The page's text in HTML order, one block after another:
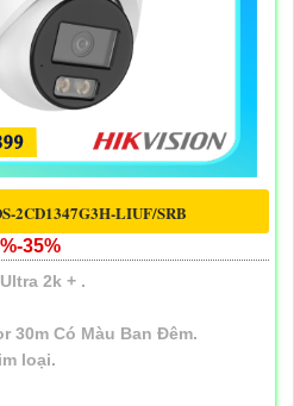
2CD1347G3H-LIUF/SRB
35%
Ultra 2k + .
30m Có Màu Ban Ðêm.
loại.